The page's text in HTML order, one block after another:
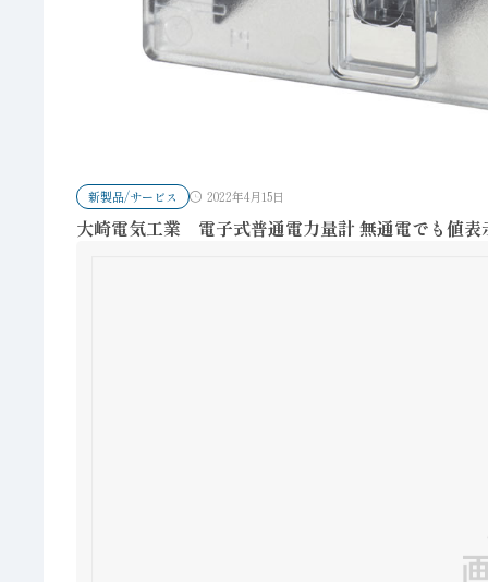
新製品/サービス 2022年4月15日
大崎電気工業 電子式普通電力量計 無通電でも値表